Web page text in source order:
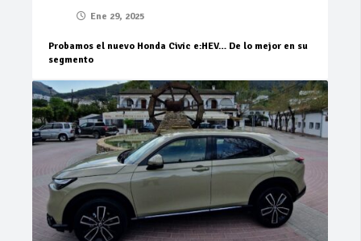
Ene 29, 2025
Probamos el nuevo Honda Civic e:HEV… De lo mejor en su
segmento